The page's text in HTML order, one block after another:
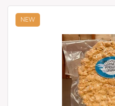
NEW